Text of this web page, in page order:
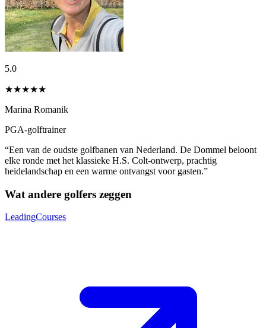
5.0
★★★★★
Marina Romanik
PGA-golftrainer
“Een van de oudste golfbanen van Nederland. De Dommel beloont
elke ronde met het klassieke H.S. Colt-ontwerp, prachtig
heidelandschap en een warme ontvangst voor gasten.”
Wat andere golfers zeggen
LeadingCourses